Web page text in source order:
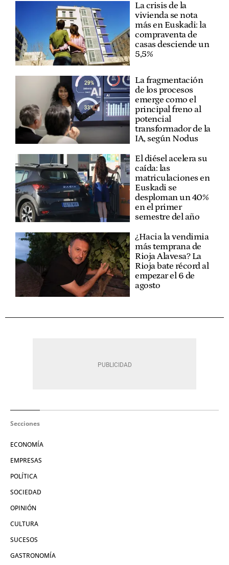
La crisis de la
vivienda se nota
más en Euskadi: la
compraventa de
casas desciende un
5,5%
La fragmentación
de los procesos
emerge como el
principal freno al
potencial
transformador de la
IA, según Nodus
El diésel acelera su
caída: las
matriculaciones en
Euskadi se
desploman un 40%
en el primer
semestre del año
¿Hacia la vendimia
más temprana de
Rioja Alavesa? La
Rioja bate récord al
empezar el 6 de
agosto
Secciones
ECONOMÍA
EMPRESAS
POLÍTICA
SOCIEDAD
OPINIÓN
CULTURA
SUCESOS
GASTRONOMÍA